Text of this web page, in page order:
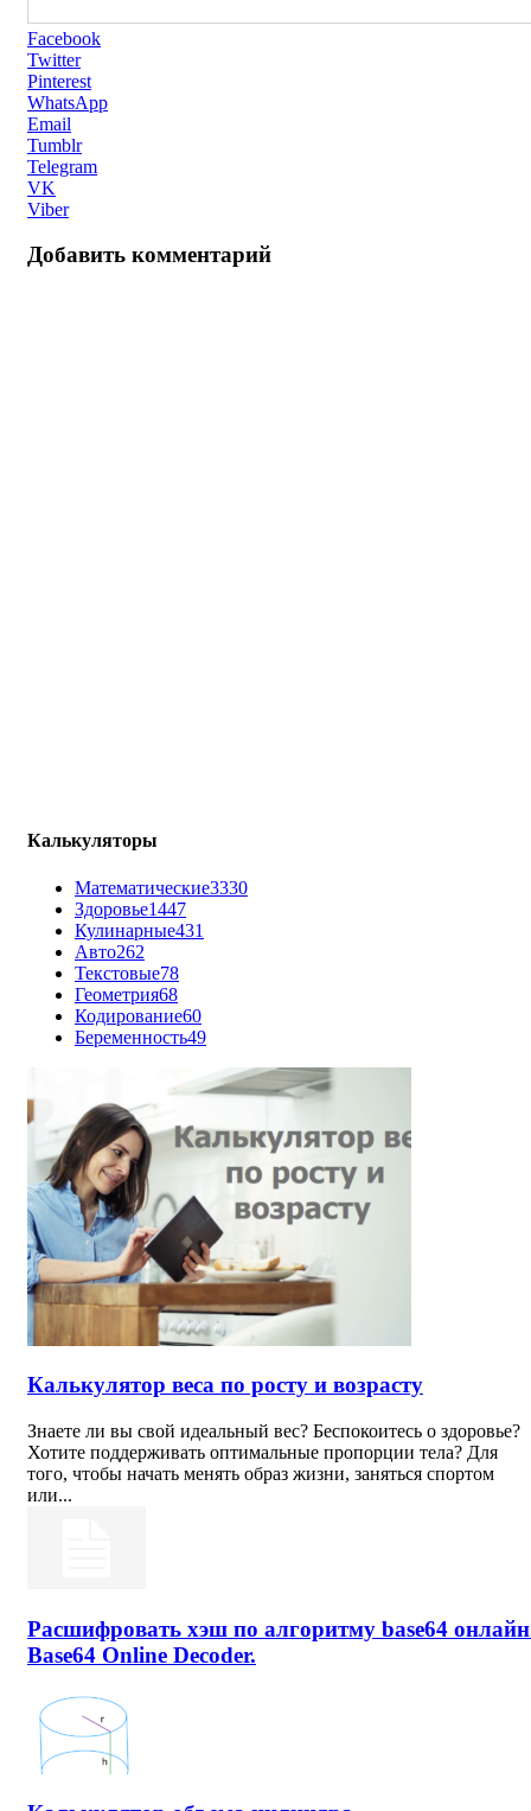
Facebook
Twitter
Pinterest
WhatsApp
Email
Tumblr
Telegram
VK
Viber
Добавить комментарий
Калькуляторы
Математические3330
Здоровье1447
Кулинарные431
Авто262
Текстовые78
Геометрия68
Кодирование60
Беременность49
Калькулятор веса по росту и возрасту
Знаете ли вы свой идеальный вес? Беспокоитесь о здоровье?
Хотите поддерживать оптимальные пропорции тела? Для
того, чтобы начать менять образ жизни, заняться спортом
или...
Расшифровать хэш по алгоритму base64
Base64 Online Decoder.